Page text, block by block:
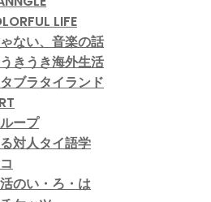
LIFE
ない、音楽の話
きうき海外生活
ブラタイランド
ープ
対人タイ語学
のい・ろ・は